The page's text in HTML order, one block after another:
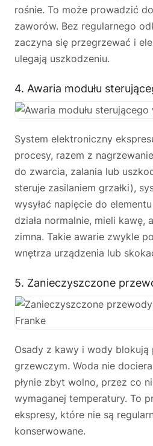
rośnie. To może prowadzić
zaworów. Bez regularnego
zaczyna się przegrzewać i
ulegają uszkodzeniu.
4. Awaria modułu
System elektroniczny
procesy, razem z
do zwarcia, zalania lub
steruje zasilaniem grzałki),
wysyłać napięcie do
działa normalnie, mieli kawę,
zimna. Takie awarie zwykle
wnętrza urządzenia lub
5. Zanieczyszczone
Osady z kawy i wody blokują
grzewczym. Woda nie
płynie zbyt wolno, przez co
wymaganej temperatury. To
ekspresy, które nie są
konserwowane.